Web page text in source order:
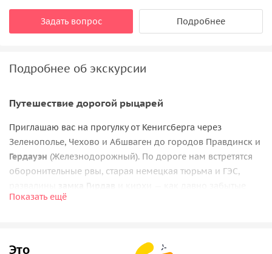
Задать вопрос Подробнее
Подробнее об экскурсии
Путешествие дорогой рыцарей
Приглашаю вас на прогулку от Кенигсберга через
Зеленополье, Чехово и Абшваген до городов Правдинск и
Гердауэн (Железнодорожный). По дороге нам встретятся
оборонительные рвы, старая немецкая тюрьма и ГЭС,
руины, так и действующие храмы. Пройдемся по
Показать ещё
Это